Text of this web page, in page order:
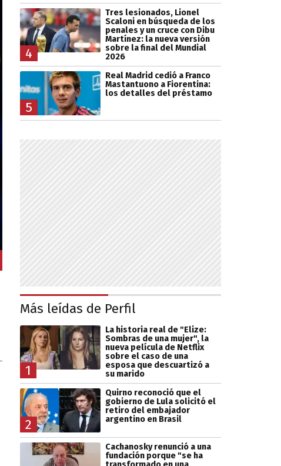
4
Tres lesionados, Lionel
Scaloni en búsqueda de los
penales y un cruce con Dibu
Martínez: la nueva versión
sobre la final del Mundial
2026
5
Real Madrid cedió a Franco
Mastantuono a Fiorentina:
los detalles del préstamo
Más leídas de Perfil
1
La historia real de "Elize:
Sombras de una mujer", la
nueva película de Netflix
sobre el caso de una
esposa que descuartizó a
su marido
2
Quirno reconoció que el
gobierno de Lula solicitó el
retiro del embajador
argentino en Brasil
Cachanosky renunció a una
fundación porque "se ha